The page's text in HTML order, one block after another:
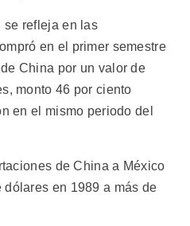
se refleja en las
en el primer semestre
China por un valor de
monto 46 por ciento
en el mismo periodo del
de China a México
en 1989 a más de